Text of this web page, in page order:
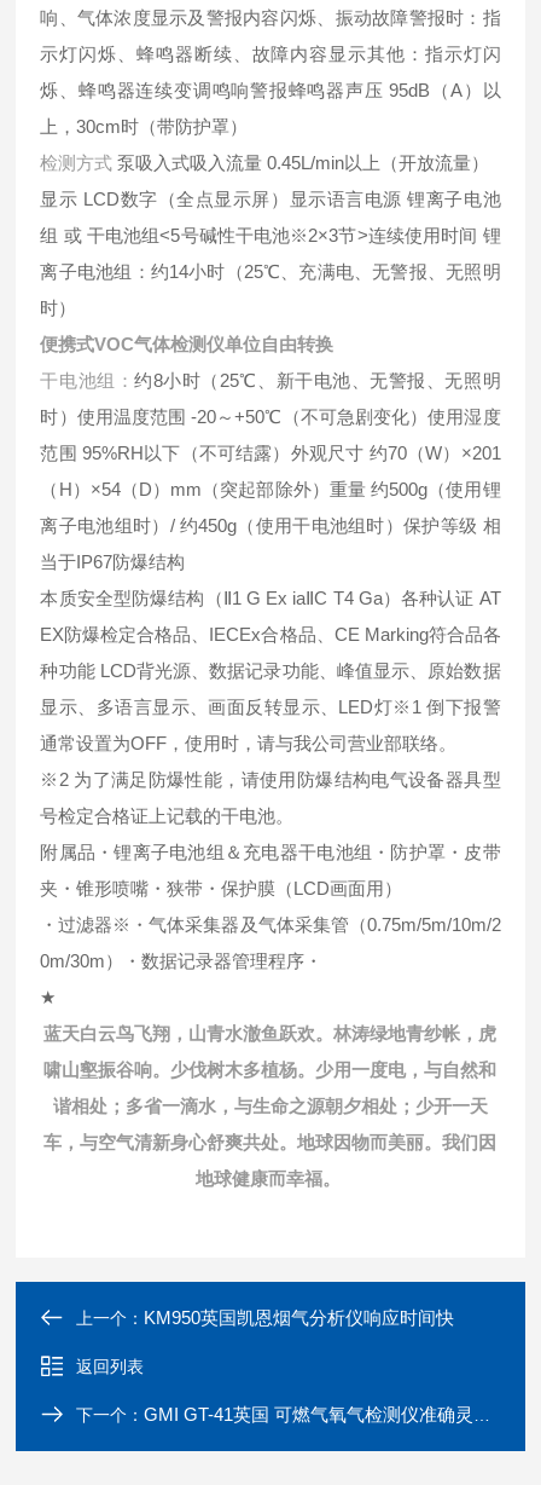
响、气体浓度显示及警报内容闪烁、振动故障警报时：指
示灯闪烁、蜂鸣器断续、故障内容显示其他：指示灯闪
烁、蜂鸣器连续变调鸣响警报蜂鸣器声压 95dB（A）以
上，30cm时（带防护罩）
检测方式 泵吸入式吸入流量 0.45L/min以上（开放流量）
显示 LCD数字（全点显示屏）显示语言电源 锂离子电池
组 或 干电池组<5号碱性干电池※2×3节>连续使用时间 锂
离子电池组：约14小时（25℃、充满电、无警报、无照明
时）
便携式VOC气体检测仪单位自由转换
干电池组：约8小时（25℃、新干电池、无警报、无照明
时）使用温度范围 -20～+50℃（不可急剧变化）使用湿度
范围 95%RH以下（不可结露）外观尺寸 约70（W）×201
（H）×54（D）mm（突起部除外）重量 约500g（使用锂
离子电池组时）/ 约450g（使用干电池组时）保护等级 相
当于IP67防爆结构
本质安全型防爆结构（Ⅱ1 G Ex iaⅡC T4 Ga）各种认证 AT
EX防爆检定合格品、IECEx合格品、CE Marking符合品各
种功能 LCD背光源、数据记录功能、峰值显示、原始数据
显示、多语言显示、画面反转显示、LED灯※1 倒下报警
通常设置为OFF，使用时，请与我公司营业部联络。
※2 为了满足防爆性能，请使用防爆结构电气设备器具型
号检定合格证上记载的干电池。
附属品・锂离子电池组＆充电器干电池组・防护罩・皮带
夹・锥形喷嘴・狭带・保护膜（LCD画面用）
・过滤器※・气体采集器及气体采集管（0.75m/5m/10m/2
0m/30m）・数据记录器管理程序・
★
蓝天白云鸟飞翔，山青水澈鱼跃欢。林涛绿地青纱帐，虎
啸山壑振谷响。少伐树木多植杨。少用一度电，与自然和
谐相处；多省一滴水，与生命之源朝夕相处；少开一天
车，与空气清新身心舒爽共处。地球因物而美丽。我们因
地球健康而幸福。
上一个： KM950英国凯恩烟气分析仪响应时间快
返回列表
下一个：GMI GT-41英国 可燃气氧气检测仪准确灵巧的优点